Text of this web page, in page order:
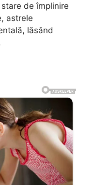
de împlinire
astrele
lăsând